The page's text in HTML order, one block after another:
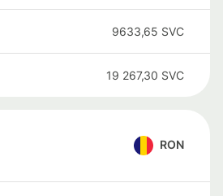
9633,65 SVC
19 267,30 SVC
RON